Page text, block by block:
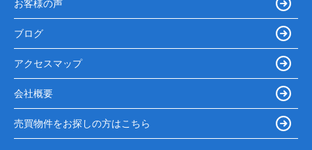
お客様の声
ブログ
アクセスマップ
会社概要
売買物件をお探しの方はこちら